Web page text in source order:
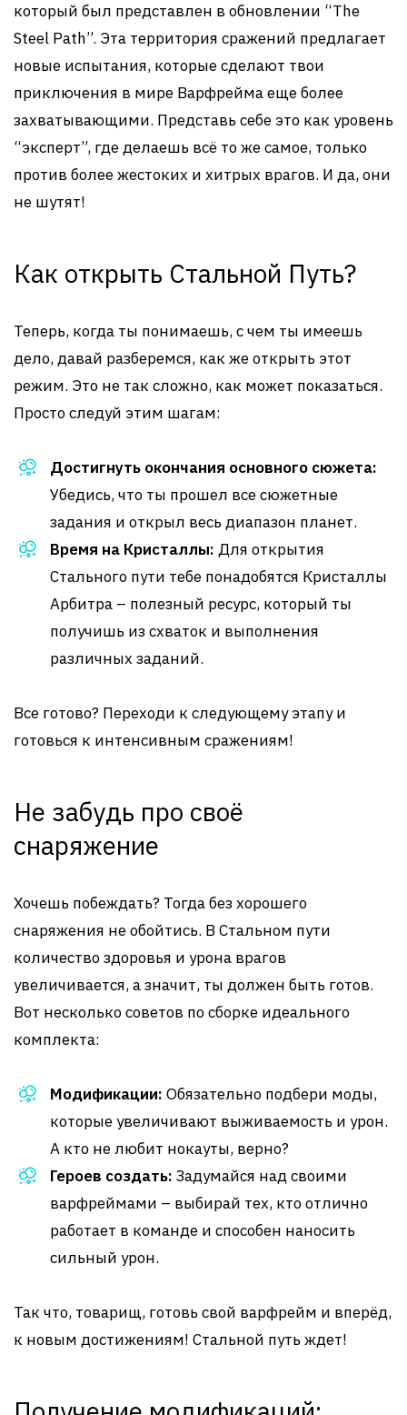
который был представлен в обновлении “The
Steel Path”. Эта территория сражений предлагает
новые испытания, которые сделают твои
приключения в мире Варфрейма еще более
захватывающими. Представь себе это как уровень
“эксперт”, где делаешь всё то же самое, только
против более жестоких и хитрых врагов. И да, они
не шутят!
Как открыть Стальной Путь?
Теперь, когда ты понимаешь, с чем ты имеешь
дело, давай разберемся, как же открыть этот
режим. Это не так сложно, как может показаться.
Просто следуй этим шагам:
Достигнуть окончания основного сюжета:
Убедись, что ты прошел все сюжетные
задания и открыл весь диапазон планет.
Время на Кристаллы: Для открытия
Стального пути тебе понадобятся Кристаллы
Арбитра – полезный ресурс, который ты
получишь из схваток и выполнения
различных заданий.
Все готово? Переходи к следующему этапу и
готовься к интенсивным сражениям!
Не забудь про своё
снаряжение
Хочешь побеждать? Тогда без хорошего
снаряжения не обойтись. В Стальном пути
количество здоровья и урона врагов
увеличивается, а значит, ты должен быть готов.
Вот несколько советов по сборке идеального
комплекта:
Модификации: Обязательно подбери моды,
которые увеличивают выживаемость и урон.
А кто не любит нокауты, верно?
Героев создать: Задумайся над своими
варфреймами – выбирай тех, кто отлично
работает в команде и способен наносить
сильный урон.
Так что, товарищ, готовь свой варфрейм и вперёд,
к новым достижениям! Стальной путь ждет!